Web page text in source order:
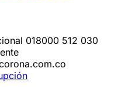
018000 512 030